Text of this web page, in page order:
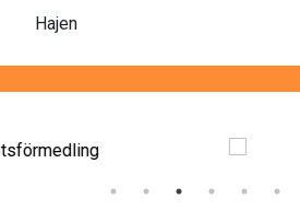
Hajen